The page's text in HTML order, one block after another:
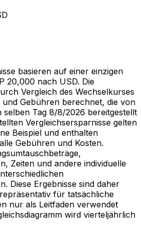
basieren auf einer einzigen
20,000 nach USD. Die
Vergleich des Wechselkurses
Gebühren berechnet, die von
selben Tag 8/8/2026 bereitgestellt
Vergleichsersparnisse gelten
Beispiel und enthalten
Gebühren und Kosten.
Zeiten und andere individuelle
Diese Ergebnisse sind daher
für tatsächliche
nur als Leitfaden verwendet
wird vierteljährlich